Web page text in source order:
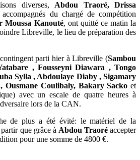
diverses, Abdou Traoré, Drissa
accompagnés du chargé de compétition
Moussa Kanouté, ont quitté ce matin la
Libreville, le lieu de préparation des
parti hier à Libreville (Sambou
, Fousseyni Diawara , Tongo
Sylla , Abdoulaye Diaby , Sigamary
Coulibaly, Bakary Sacko et
avec un escale de quatre heures à
lors de la CAN.
de plus a été évité: le matériel de la
que grâce à Abdou Traoréaccepter
pour une somme de 4800 €.